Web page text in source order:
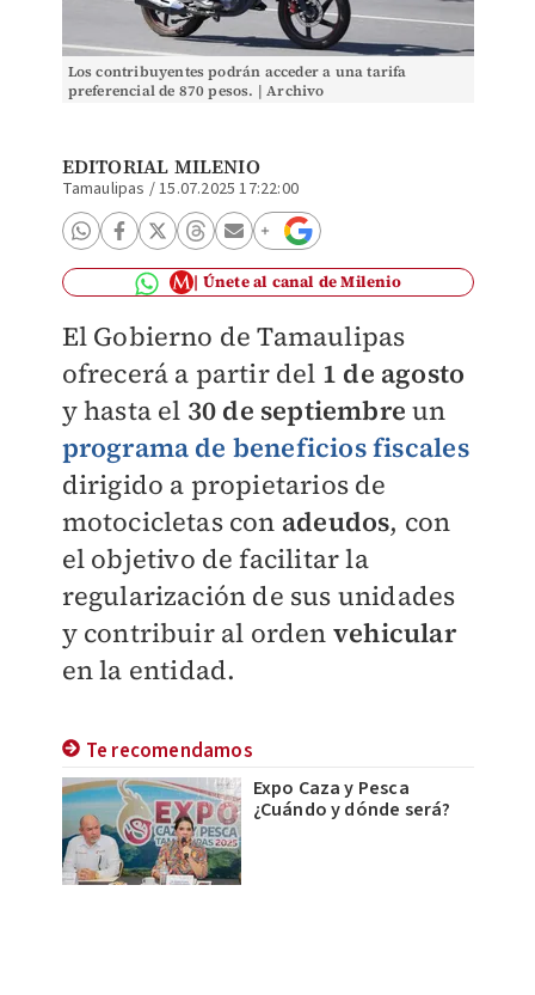
Los contribuyentes podrán acceder a una tarifa
preferencial de 870 pesos. | Archivo
EDITORIAL MILENIO
Tamaulipas /15.07.2025 17:22:00
Únete al canal de Milenio
El Gobierno de Tamaulipas
ofrecerá a partir del 1 de agosto
y hasta el 30 de septiembre un
programa de beneficios fiscales
dirigido a propietarios de
motocicletas con adeudos, con
el objetivo de facilitar la
regularización de sus unidades
y contribuir al orden vehicular
en la entidad.
Te recomendamos
Expo Caza y Pesca
¿Cuándo y dónde será?